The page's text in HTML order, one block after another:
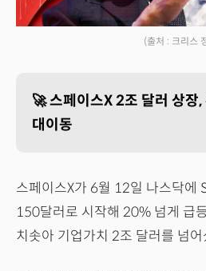
(출처 : 크리스
🚀 스페이스X 2조 달러 상장,
대이동
스페이스X가 6월 12일 나스닥에
150달러로 시작해 20% 넘게 급
치솟아 기업가치 2조 달러를 넘어